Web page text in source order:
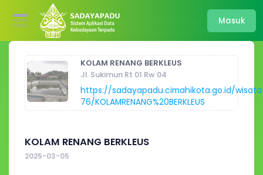
Masuk
KOLAM RENANG BERKLEUS
Jl. Sukimun Rt 01 Rw 04
https://sadayapadu.cimahikota.go.id/
76/KOLAMRENANG%20BERKLEUS
KOLAM RENANG BERKLEUS
2025-03-05